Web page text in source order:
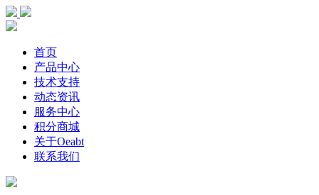
首页
产品中心
技术支持
动态资讯
服务中心
积分商城
关于Oeabt
联系我们